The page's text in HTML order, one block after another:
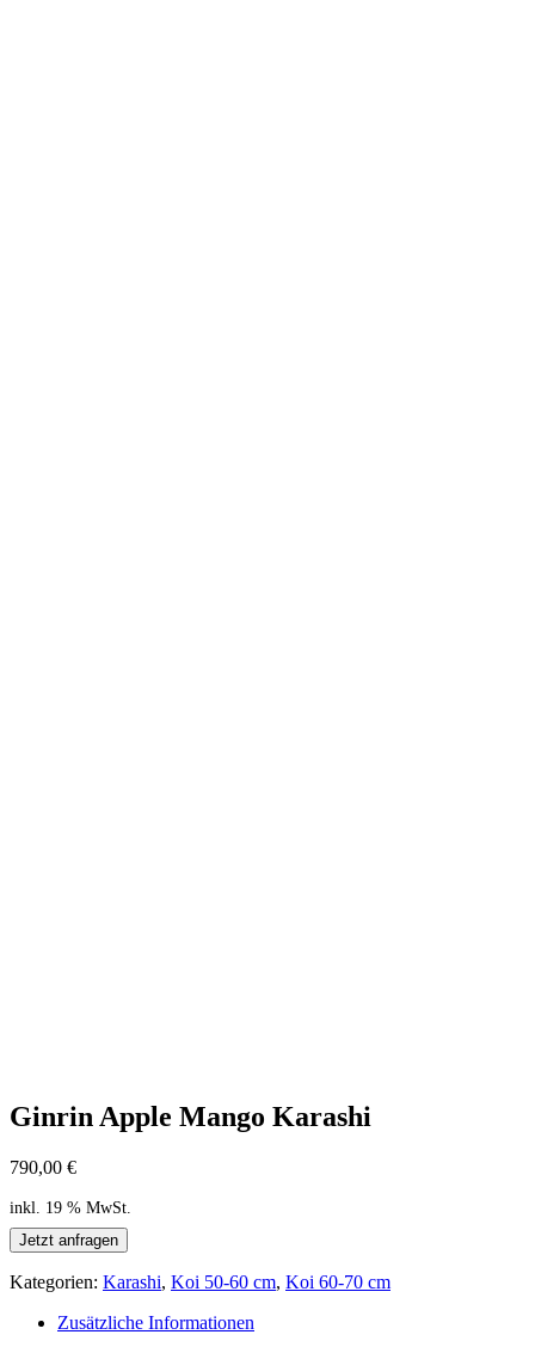
Ginrin Apple Mango Karashi
790,00 €
inkl. 19 % MwSt.
Jetzt anfragen
Kategorien: Karashi, Koi 50-60 cm, Koi 60-70 cm
Zusätzliche Informationen